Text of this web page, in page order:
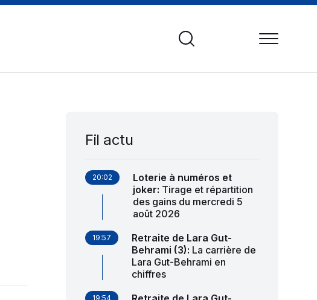
Fil actu
20:02
Loterie à numéros et
joker: Tirage et répartition
des gains du mercredi 5
août 2026
19:57
Retraite de Lara Gut-
Behrami (3): La carrière de
Lara Gut-Behrami en
chiffres
19:54